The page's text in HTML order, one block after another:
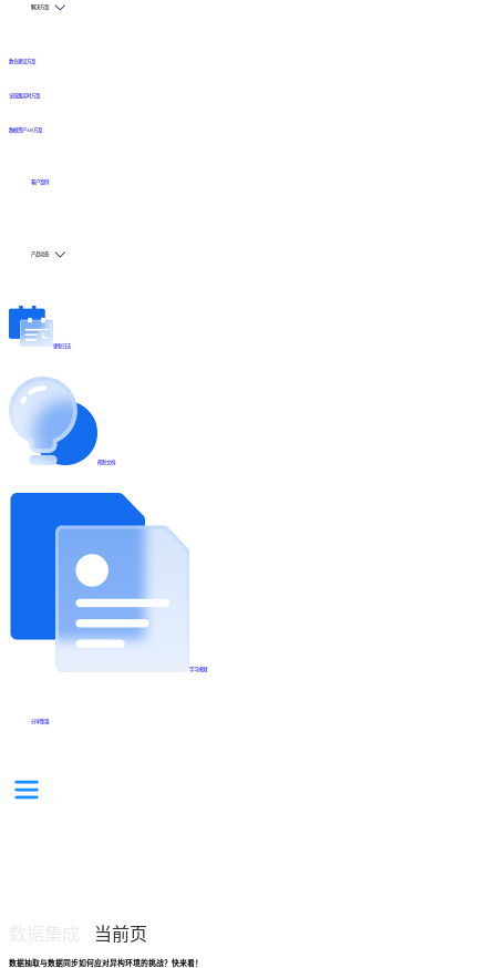
解决方案
数仓建设方案
全链路实时方案
数据资产API方案
客户案例
产品动态
更新日志
帮助文档
学习视频
分享集锦
当前页
数据抽取与数据同步如何应对异构环境的挑战？快来看！